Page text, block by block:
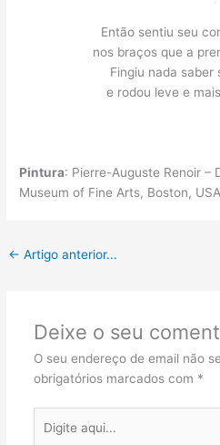
Então sentiu seu
nos braços que a
Fingiu nada saber
e rodou leve e
Pintura: Pierre-Auguste Renoir –
Museum of Fine Arts, Boston, USA
← Artigo anterior...
Deixe o seu
O seu endereço de email não
obrigatórios marcados com *
aqui...